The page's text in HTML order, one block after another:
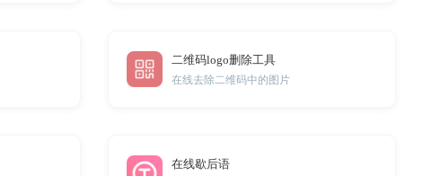
二维码logo删除工具
在线去除二维码中的图片
在线歇后语